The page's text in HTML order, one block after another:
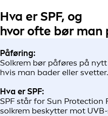
Hva er SPF, og
hvor ofte bør man
Påføring:
Solkrem bør påføres på
hvis man bader eller svetter.
Hva er SPF:
SPF står for Sun
solkrem beskytter mot